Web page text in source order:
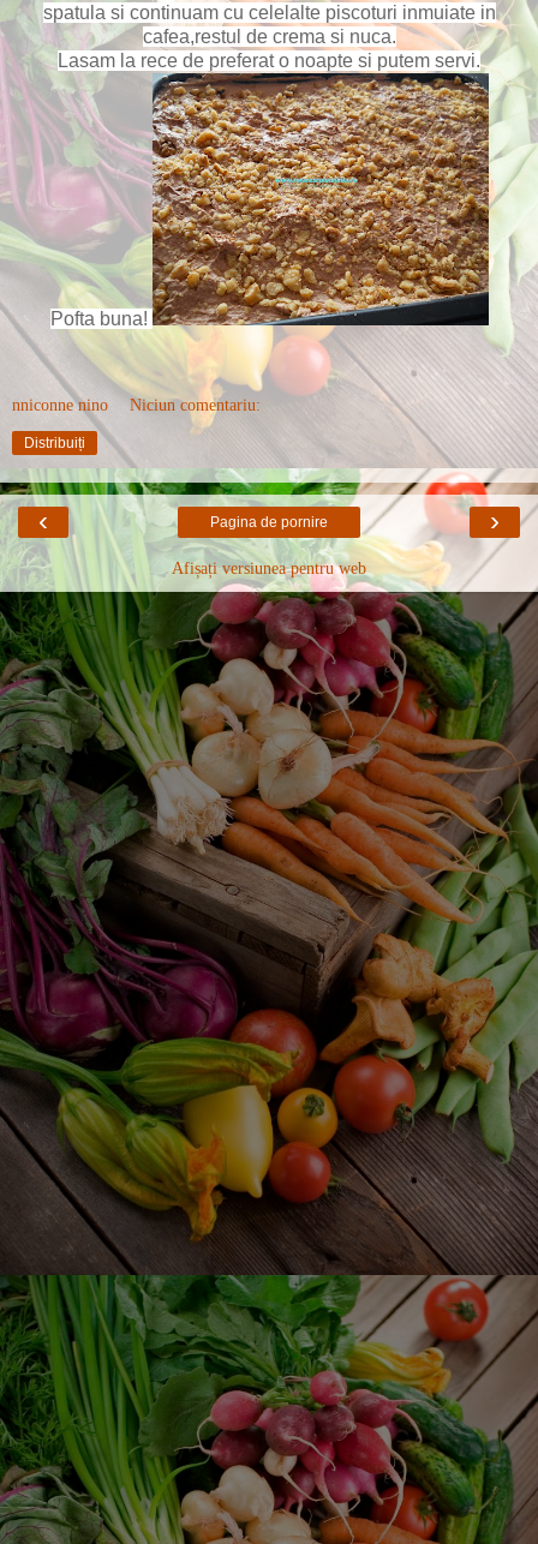
spatula si continuam cu celelalte piscoturi inmuiate in
cafea,restul de crema si nuca.
Lasam la rece de preferat o noapte si putem servi.
Pofta buna!
nniconne nino Niciun comentariu:
Distribuiți
‹ ›
Pagina de pornire
Afișați versiunea pentru web